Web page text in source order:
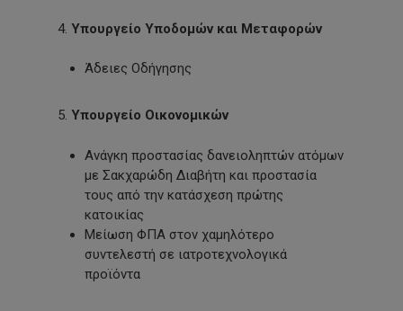
4. Υπουργείο Υποδομών και Μεταφορών
Άδειες Οδήγησης
5. Υπουργείο Οικονομικών
Ανάγκη προστασίας δανειοληπτών ατόμων
με Σακχαρώδη Διαβήτη και προστασία
τους από την κατάσχεση πρώτης
κατοικίας
Μείωση ΦΠΑ στον χαμηλότερο
συντελεστή σε ιατροτεχνολογικά
προϊόντα